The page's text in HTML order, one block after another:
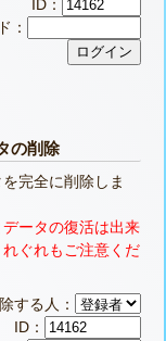
ID：
：
の削除
完全に削除しま
ータの復活は出来
れぐれもご注意くだ
する人：
ID：